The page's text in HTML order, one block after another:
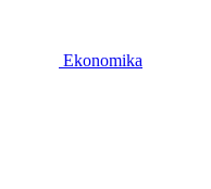
Ekonomika